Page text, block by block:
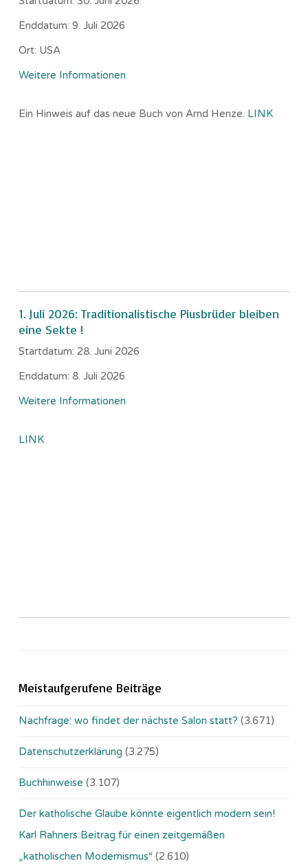
Enddatum: 9. Juli 2026
Ort: USA
Weitere Informationen
Ein Hinweis auf das neue Buch von Arnd Henze. LINK
1. Juli 2026: Traditionalistische Piusbrüder bleiben
eine Sekte !
Startdatum: 28. Juni 2026
Enddatum: 8. Juli 2026
Weitere Informationen
LINK
Meistaufgerufene Beiträge
Nachfrage: wo findet der nächste Salon statt? (3.671)
Datenschutzerklärung (3.275)
Buchhinweise (3.107)
Der katholische Glaube könnte eigentlich modern sein!
Karl Rahners Beitrag für einen zeitgemäßen
„katholischen Modernismus“ (2.610)